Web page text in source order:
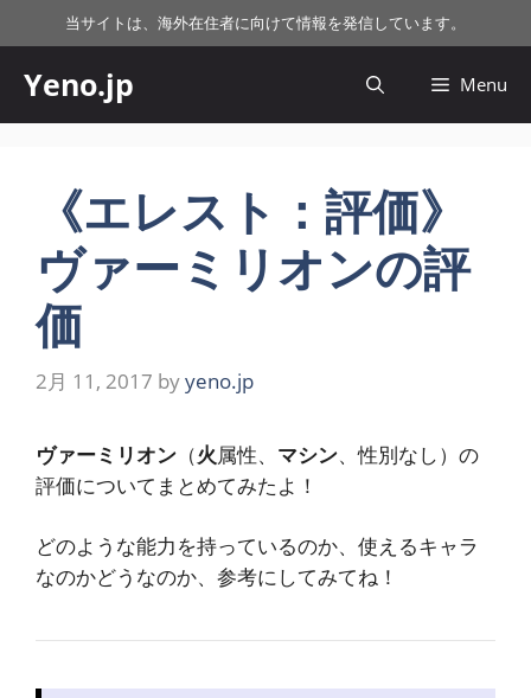
ン
ツ
当サイトは、海外在住者に向けて情報を発信しています。
Yeno.jp Menu
《エレスト：評価》
ヴァーミリオンの評
価
2月 11, 2017 byyeno.jp
ヴァーミリオン （火 属性、 マシン、性別なし）の
評価についてまとめてみたよ！
どのような能力を持っているのか、使えるキャラ
なのかどうなのか、 参考にしてみてね！